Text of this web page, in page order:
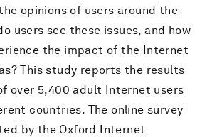
opinions of users around the
users see these issues, and how
the impact of the Internet
This study reports the results
over 5,400 adult Internet users
countries. The online survey
by the Oxford Internet